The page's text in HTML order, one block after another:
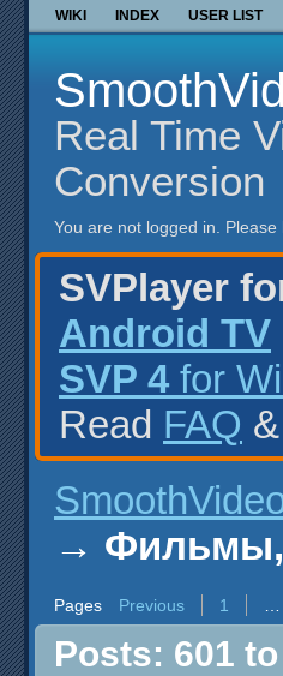
WIKI INDEX USER LIST
Real Time
Conversion
You are not logged in. Please
SVPlayer
Android TV
SVP 4 for
Read FAQ
→ Фильмы,
Pages Previous 1
Posts: 601